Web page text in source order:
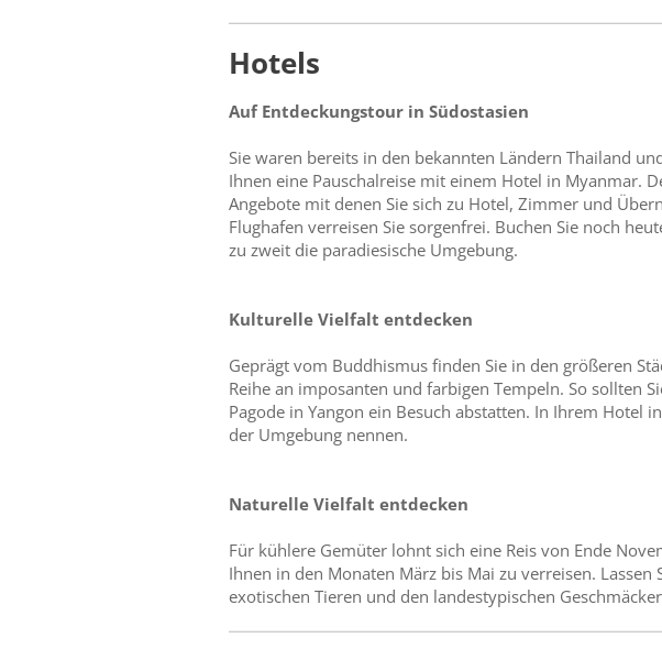
Hotels
Auf Entdeckungstour in Südostasien
Sie waren bereits in den bekannten Ländern Thailand
Ihnen eine Pauschalreise mit einem Hotel in Myanmar.
Angebote mit denen Sie sich zu Hotel, Zimmer und
Flughafen verreisen Sie sorgenfrei. Buchen Sie noch
zu zweit die paradiesische Umgebung.
Kulturelle Vielfalt entdecken
Geprägt vom Buddhismus finden Sie in den größeren
Reihe an imposanten und farbigen Tempeln. So sollten
Pagode in Yangon ein Besuch abstatten. In Ihrem Hotel
der Umgebung nennen.
Naturelle Vielfalt entdecken
Für kühlere Gemüter lohnt sich eine Reis von Ende
Ihnen in den Monaten März bis Mai zu verreisen.
exotischen Tieren und den landestypischen